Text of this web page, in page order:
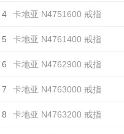
4 卡地亚 N4751600 戒指
5 卡地亚 N4761400 戒指
6 卡地亚 N4762900 戒指
7 卡地亚 N4763000 戒指
8 卡地亚 N4763200 戒指